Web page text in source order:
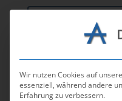
Wir nutzen Cookies auf
essenziell, während andere
Erfahrung zu verbessern.